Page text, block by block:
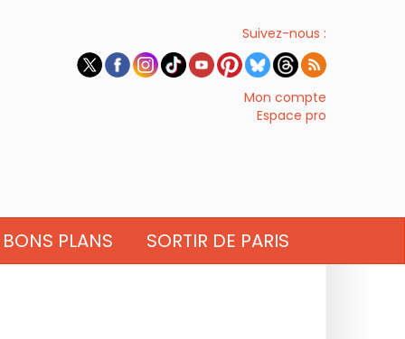
Suivez-nous :
Mon compte
Espace pro
BONS PLANS SORTIR DE PARIS